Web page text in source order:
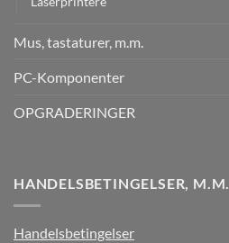
Mus, tastaturer, m.m.
PC-Komponenter
OPGRADERINGER
HANDELSBETINGELSER, M.M.
Handelsbetingelser